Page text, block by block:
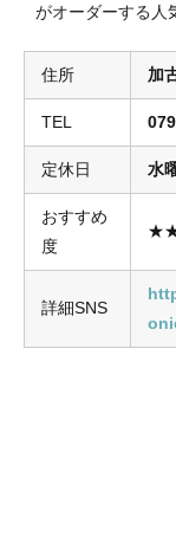
がオーダーする人
住所 加
TEL
定休日 水
おすすめ
度
詳細SNS